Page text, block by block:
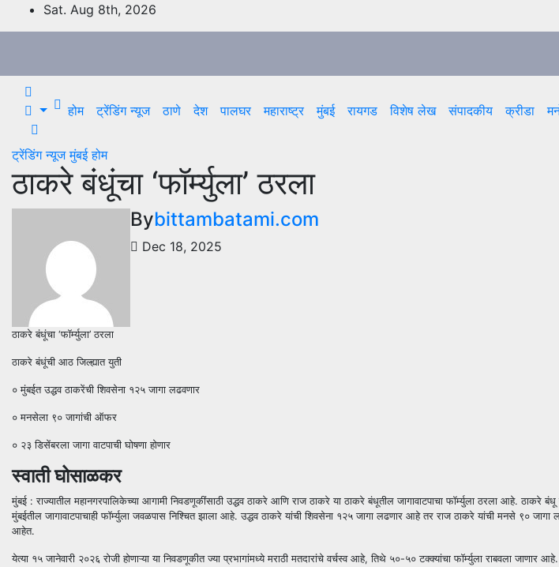
to
Sat. Aug 8th, 2026
होम ट्रेंडिंग न्यूज ठाणे देश पालघर महाराष्ट्र मुंबई रायगड विशेष लेख संपादकीय क्रीडा
ट्रेंडिंग न्यूजमुंबईहोम
ठाकरे बंधूंचा ‘फॉर्म्युला’ ठरला
Bybittambatami.com
Dec 18, 2025
ठाकरे बंधूंचा ‘फॉर्म्युला’ ठरला
ठाकरे बंधूंची आठ जिल्ह्यात युती
० मुंबईत उद्धव ठाकरेंची शिवसेना १२५ जागा लढवणार
० मनसेला ९० जागांची ऑफर
० २३ डिसेंबरला जागा वाटपाची घोषणा होणार
स्वाती घोसाळकर
मुंबई : राज्यातील महानगरपालिकेच्या आगामी निवडणूकींसाठी उद्धव ठाकरे आणि राज ठाकरे या ठाकरे बंधूतील जागावाटपाचा फॉर्म्युला ठरला आहे. ठाकरे
मुंबईतील जागावाटपाचाही फॉर्म्युला जवळपास निश्चित झाला आहे. उद्धव ठाकरे यांची शिवसेना १२५ जागा लढणार आहे तर राज ठाकरे यांची मनसे ९० जागा
आहेत.
येत्या १५ जानेवारी २०२६ रोजी होणाऱ्या या निवडणूकीत ज्या प्रभागांमध्ये मराठी मतदारांचे वर्चस्व आहे, तिथे ५०-५० टक्क्यांचा फॉर्म्युला राबवला जाणार